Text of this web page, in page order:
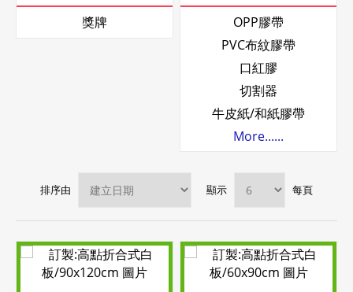
獎牌
OPP膠帶
PVC布紋膠帶
口紅膠
切割器
牛皮紙/和紙膠帶
More......
排序由 顯示 每頁